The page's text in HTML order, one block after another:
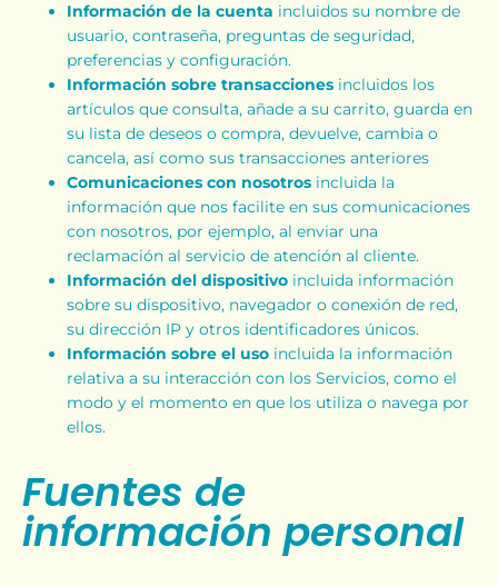
Información de la cuenta incluidos su nombre de
usuario, contraseña, preguntas de seguridad,
preferencias y configuración.
Información sobre transacciones incluidos los
artículos que consulta, añade a su carrito, guarda en
su lista de deseos o compra, devuelve, cambia o
cancela, así como sus transacciones anteriores
Comunicaciones con nosotros incluida la
información que nos facilite en sus comunicaciones
con nosotros, por ejemplo, al enviar una
reclamación al servicio de atención al cliente.
Información del dispositivo incluida información
sobre su dispositivo, navegador o conexión de red,
su dirección IP y otros identificadores únicos.
Información sobre el uso incluida la información
relativa a su interacción con los Servicios, como el
modo y el momento en que los utiliza o navega por
ellos.
Fuentes de
información personal